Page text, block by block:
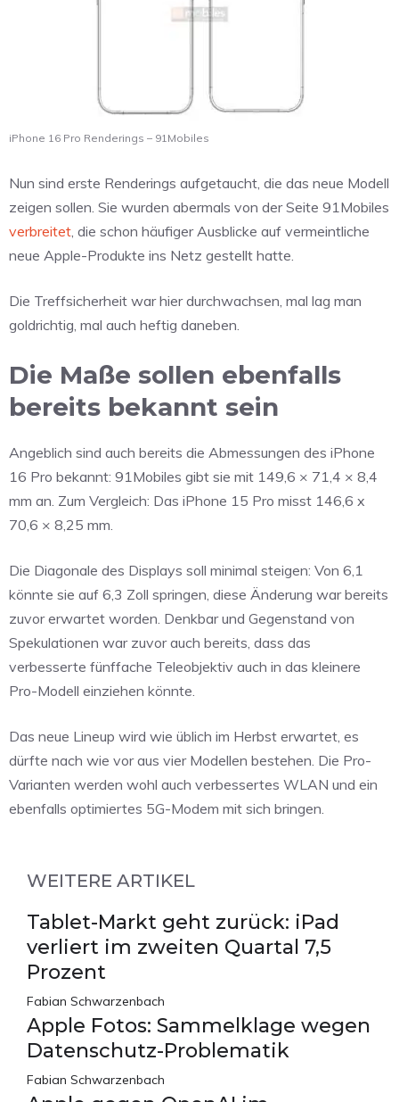
iPhone 16 Pro Renderings – 91Mobiles
Nun sind erste Renderings aufgetaucht, die das neue Modell
zeigen sollen. Sie wurden abermals von der Seite 91Mobiles
verbreitet, die schon häufiger Ausblicke auf vermeintliche
neue Apple-Produkte ins Netz gestellt hatte.
Die Treffsicherheit war hier durchwachsen, mal lag man
goldrichtig, mal auch heftig daneben.
Die Maße sollen ebenfalls
bereits bekannt sein
Angeblich sind auch bereits die Abmessungen des iPhone
16 Pro bekannt: 91Mobiles gibt sie mit 149,6 × 71,4 × 8,4
mm an. Zum Vergleich: Das iPhone 15 Pro misst 146,6 x
70,6 × 8,25 mm.
Die Diagonale des Displays soll minimal steigen: Von 6,1
könnte sie auf 6,3 Zoll springen, diese Änderung war bereits
zuvor erwartet worden. Denkbar und Gegenstand von
Spekulationen war zuvor auch bereits, dass das
verbesserte fünffache Teleobjektiv auch in das kleinere
Pro-Modell einziehen könnte.
Das neue Lineup wird wie üblich im Herbst erwartet, es
dürfte nach wie vor aus vier Modellen bestehen. Die Pro-
Varianten werden wohl auch verbessertes WLAN und ein
ebenfalls optimiertes 5G-Modem mit sich bringen.
WEITERE ARTIKEL
Tablet-Markt geht zurück: iPad
verliert im zweiten Quartal 7,5
Prozent
Fabian Schwarzenbach
Apple Fotos: Sammelklage wegen
Datenschutz-Problematik
Fabian Schwarzenbach